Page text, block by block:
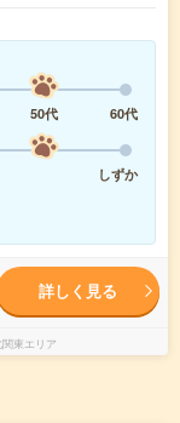
50代
60代
しずか
詳しく見る
東エリア